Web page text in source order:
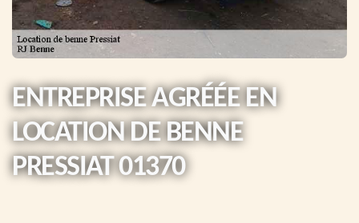
ENTREPRISE AGRÉÉE EN
LOCATION DE BENNE
PRESSIAT 01370